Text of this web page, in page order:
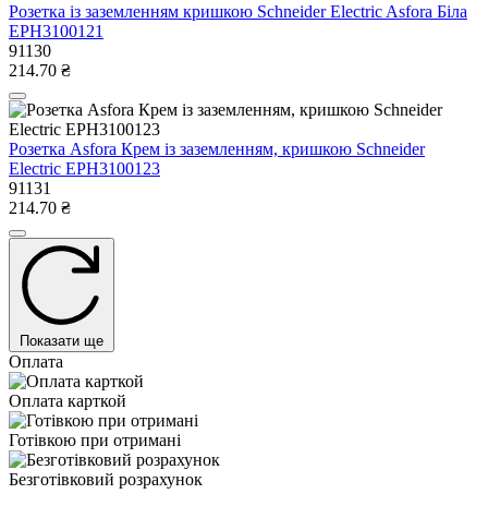
Розетка із заземленням кришкою Schneider Electric Asfora Біла
EPH3100121
91130
214.70 ₴
Розетка Asfora Крем із заземленням, кришкою Schneider
Electric EPH3100123
91131
214.70 ₴
Показати ще
Оплата
Оплата карткой
Готівкою при отримані
Безготівковий розрахунок